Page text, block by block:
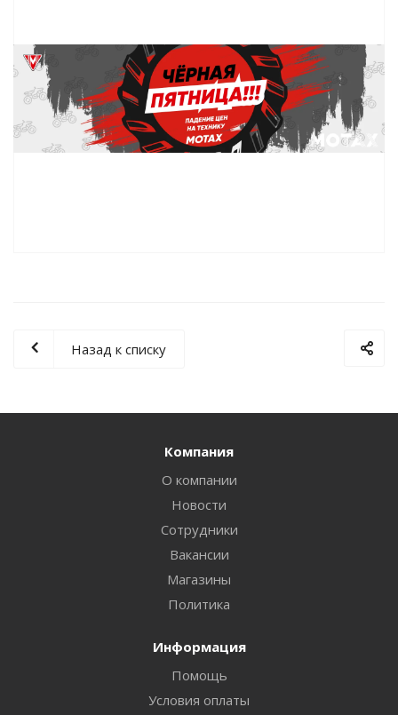
Назад к списку
Компания
О компании
Новости
Сотрудники
Вакансии
Магазины
Политика
Информация
Помощь
Условия оплаты